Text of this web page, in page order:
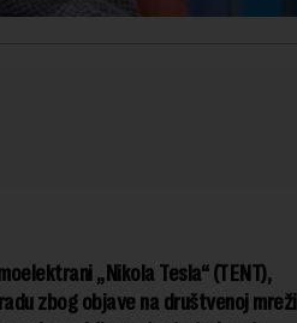
„Nikola Tesla“ (TENT),
zbog objave na društvenoj mreži